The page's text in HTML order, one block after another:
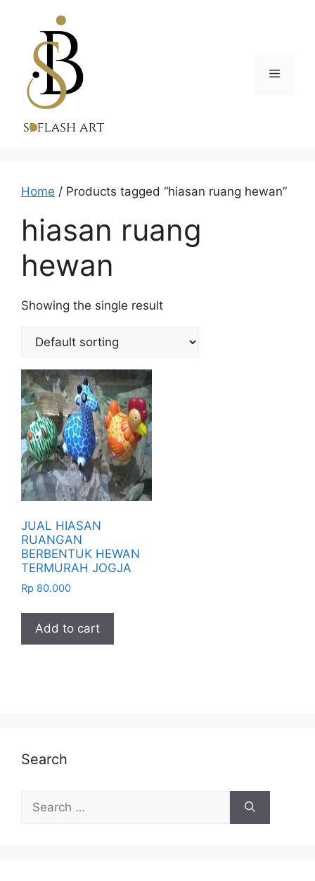
content
Menu
Home / Products tagged “hiasan ruang hewan”
hiasan ruang
hewan
Showing the single result
JUAL HIASAN
RUANGAN
BERBENTUK HEWAN
TERMURAH JOGJA
Rp 80.000
Add to cart
Search
for: